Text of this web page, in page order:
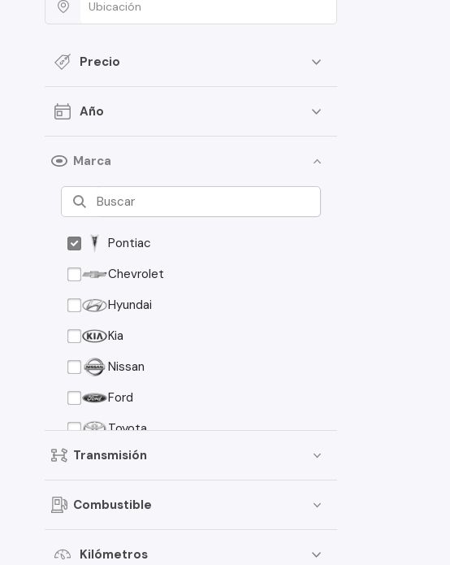
Precio
Año
Marca
Pontiac
Chevrolet
Hyundai
Kia
Nissan
Ford
Toyota
Suzuki
Mitsubishi
Transmisión
Combustible
Kilómetros